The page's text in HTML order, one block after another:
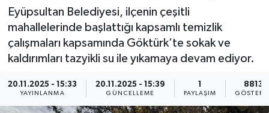
Eyüpsultan Belediyesi, ilçenin çeşitli
mahallelerinde başlattığı kapsamlı temizlik
çalışmaları kapsamında Göktürk’te sokak ve
kaldırımları tazyikli su ile yıkamaya devam ediyor.
20.11.2025 - 15:33
YAYINLANMA
20.11.2025 - 15:39
GÜNCELLEME
1
PAYLAŞIM
8813
GÖKTÜRK
GÜNDEM